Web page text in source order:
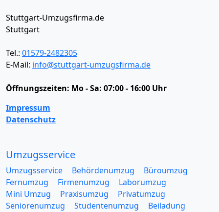
Stuttgart-Umzugsfirma.de
Stuttgart
Tel.: 01579-2482305
E-Mail: info@stuttgart-umzugsfirma.de
Öffnungszeiten: Mo - Sa: 07:00 - 16:00 Uhr
Impressum
Datenschutz
Umzugsservice
Umzugsservice Behördenumzug
Büroumzug
Fernumzug
Firmenumzug
Laborumzug
Mini Umzug
Praxisumzug
Privatumzug
Seniorenumzug
Studentenumzug
Beiladung